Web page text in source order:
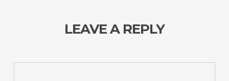
LEAVE A REPLY